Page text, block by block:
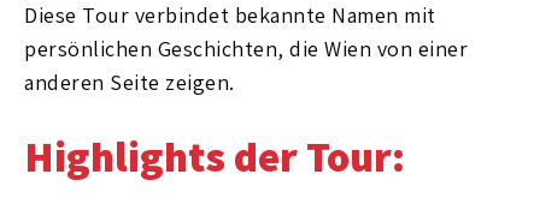
Diese Tour verbindet bekannte Namen mit
persönlichen Geschichten, die Wien von einer
anderen Seite zeigen.
Highlights der Tour: